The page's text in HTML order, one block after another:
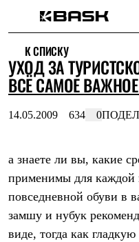
Интернет-магазин
Мужская одежда
Утепленная пухом
Куртки
Жилеты
Куртки
Штормовая одежда
Куртки
Софтшелл одежда
Куртки
К СПИСКУ
УХОД ЗА
ВСЁ САМОЕ
14.05.2009 634 0
а знаете ли вы, какие
применимы для каждой
повседневной обуви в
замшу и нубук
виде, тогда как